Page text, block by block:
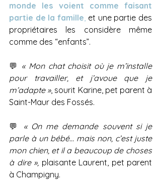
monde les voient comme faisant
partie de la famille, et une partie des
propriétaires les considère même
comme des “enfants”.
💬 « Mon chat choisit où je m’installe
pour travailler, et j’avoue que je
m’adapte », sourit Karine, pet parent à
Saint-Maur des Fossés.
💬 « On me demande souvent si je
parle à un bébé… mais non, c’est juste
mon chien, et il a beaucoup de choses
à dire », plaisante Laurent, pet parent
à Champigny.